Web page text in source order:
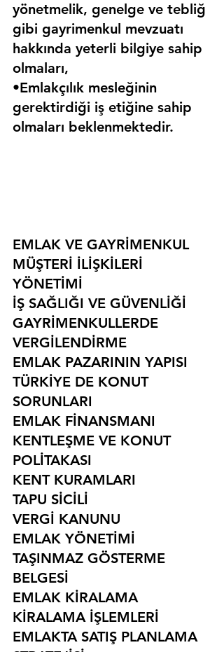
yönetmelik, genelge ve tebliğ
gibi gayrimenkul mevzuatı
hakkında yeterli bilgiye sahip
olmaları,
•Emlakçılık mesleğinin
gerektirdiği iş etiğine sahip
olmaları beklenmektedir.
EMLAK VE GAYRİMENKUL
MÜŞTERİ İLİŞKİLERİ
YÖNETİMİ
İŞ SAĞLIĞI VE GÜVENLİĞİ
GAYRİMENKULLERDE
VERGİLENDİRME
EMLAK PAZARININ YAPISI
TÜRKİYE DE KONUT
SORUNLARI
EMLAK FİNANSMANI
KENTLEŞME VE KONUT
POLİTAKASI
KENT KURAMLARI
TAPU SİCİLİ
VERGİ KANUNU
EMLAK YÖNETİMİ
TAŞINMAZ GÖSTERME
BELGESİ
EMLAK KİRALAMA
KİRALAMA İŞLEMLERİ
EMLAKTA SATIŞ PLANLAMA